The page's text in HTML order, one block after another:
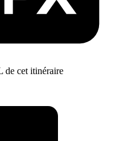
cet itinéraire